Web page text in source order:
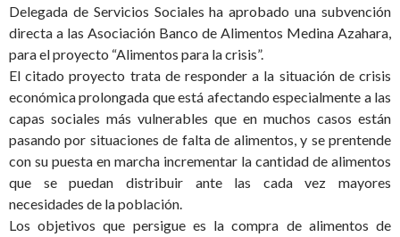
Delegada de Servicios Sociales ha aprobado una subvención
directa a las Asociación Banco de Alimentos Medina Azahara,
para el proyecto “Alimentos para la crisis”.
El citado proyecto trata de responder a la situación de crisis
económica prolongada que está afectando especialmente a las
capas sociales más vulnerables que en muchos casos están
pasando por situaciones de falta de alimentos, y se prentende
con su puesta en marcha incrementar la cantidad de alimentos
que se puedan distribuir ante las cada vez mayores
necesidades de la población.
Los objetivos que persigue es la compra de alimentos de